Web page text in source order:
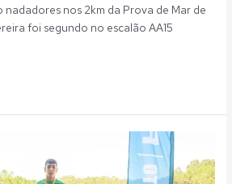
nos 2km da Prova de Mar de
foi segundo no escalão AA15